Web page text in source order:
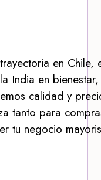
en Chile,
India en
calidad y
tanto para
tu negocio